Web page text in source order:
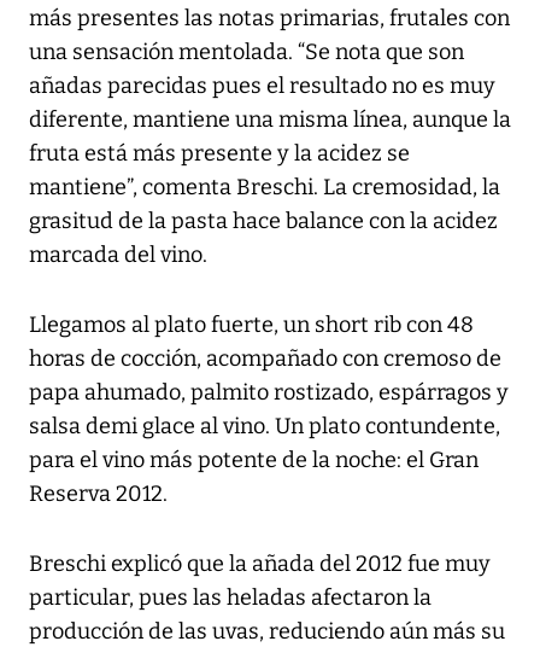
más presentes las notas primarias, frutales con
una sensación mentolada. “Se nota que son
añadas parecidas pues el resultado no es muy
diferente, mantiene una misma línea, aunque la
fruta está más presente y la acidez se
mantiene”, comenta Breschi. La cremosidad, la
grasitud de la pasta hace balance con la acidez
marcada del vino.
Llegamos al plato fuerte, un short rib con 48
horas de cocción, acompañado con cremoso de
papa ahumado, palmito rostizado, espárragos y
salsa demi glace al vino. Un plato contundente,
para el vino más potente de la noche: el Gran
Reserva 2012.
Breschi explicó que la añada del 2012 fue muy
particular, pues las heladas afectaron la
producción de las uvas, reduciendo aún más su